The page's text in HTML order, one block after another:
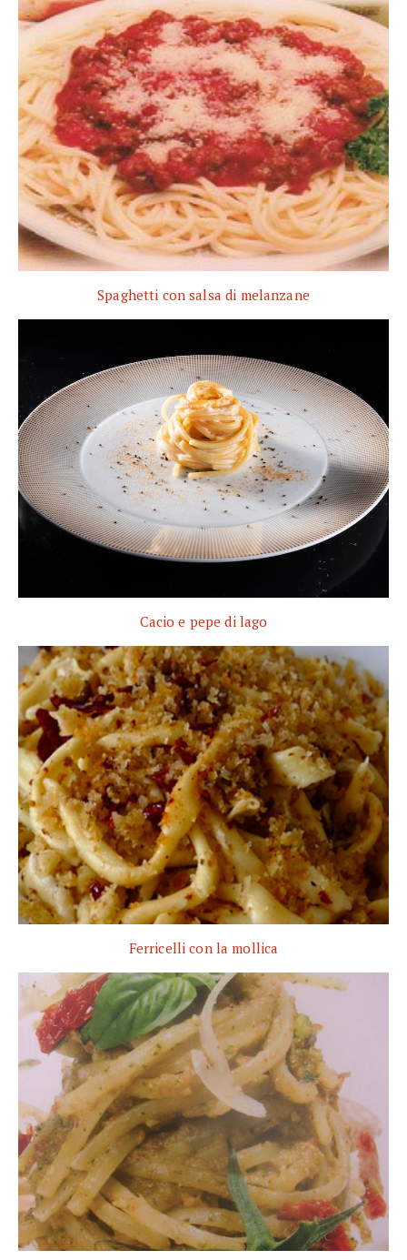
Spaghetti con salsa di melanzane
Cacio e pepe di lago
Ferricelli con la mollica